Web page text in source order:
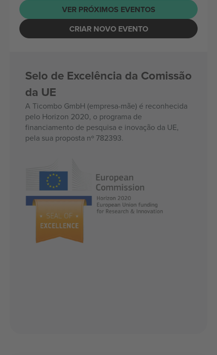
VER PRÓXIMOS EVENTOS
CRIAR NOVO EVENTO
Selo de Excelência da Comissão
da UE
A Ticombo GmbH (empresa-mãe) é reconhecida
pelo Horizon 2020, o programa de
financiamento de pesquisa e inovação da UE,
pela sua proposta nº 782393.